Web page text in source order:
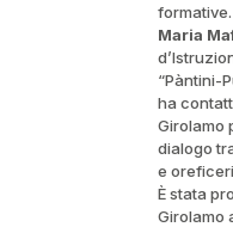
Maria
“Pàntini-
ha
Girolamo
dialogo
e
È stata
Girolamo